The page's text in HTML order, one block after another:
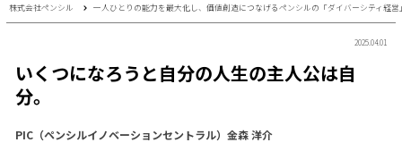
株式会社ペンシル 一人ひとりの能力を最大化し、価値創造につなげるペンシルの「ダイバーシティ経営
2025.04.01
いくつになろうと自分の人生の主人公は自
分。
PIC（ペンシルイノベーションセントラル）金森 洋介